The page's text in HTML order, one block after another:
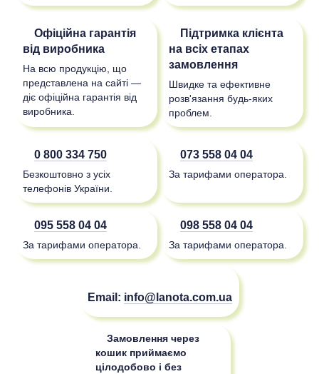
Офіційна гарантія
від виробника
На всю продукцію, що
представлена на сайті —
діє офіційна гарантія від
виробника.
Підтримка клієнта
на всіх етапах
замовлення
Швидке та ефективне
розв'язання будь-яких
проблем.
0 800 334 750
Безкоштовно з усіх
телефонів України.
073 558 04 04
За тарифами оператора.
095 558 04 04
За тарифами оператора.
098 558 04 04
За тарифами оператора.
Email: info@lanota.com.ua
Замовлення через
кошик приймаємо
цілодобово і без